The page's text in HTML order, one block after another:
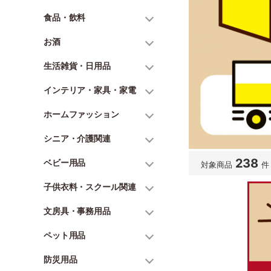
食品・飲料
お酒
生活雑貨・日用品
インテリア・家具・家電
ホームファッション
シニア・介護関連
ベビー用品
子供衣料・スクール関連
文房具・事務用品
ペット用品
防災用品
対象商品 238 件